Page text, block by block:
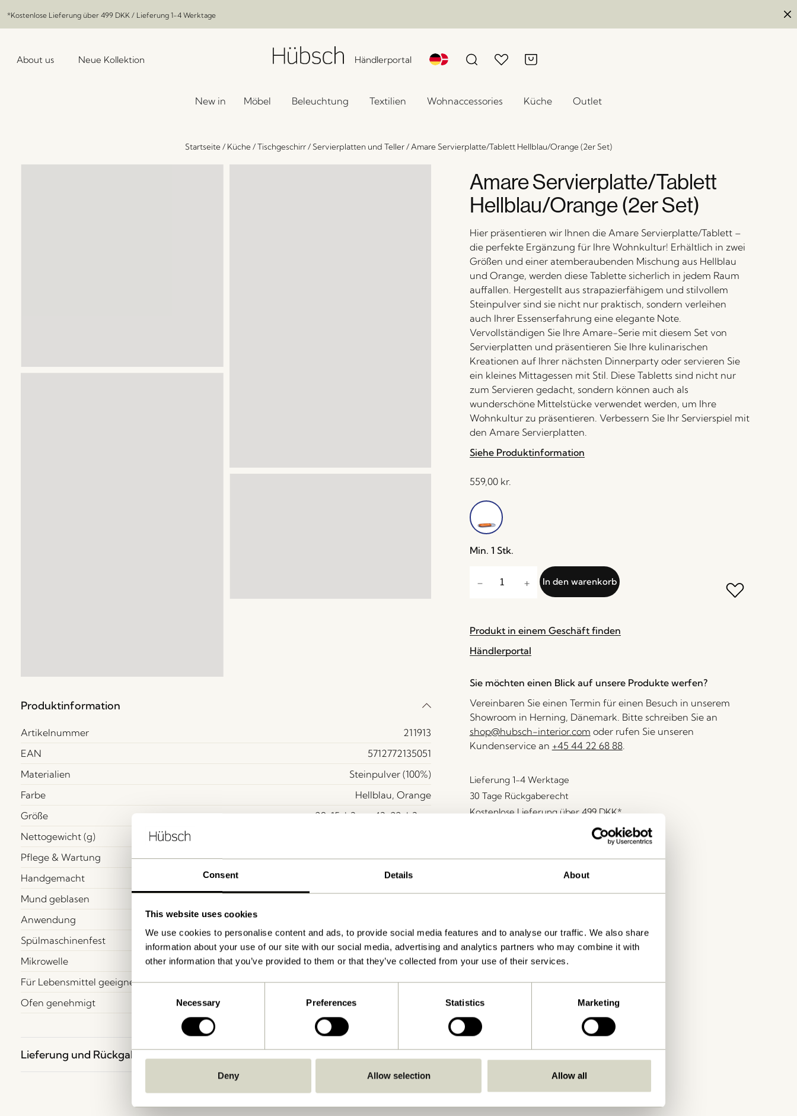
Consent Details About
This website uses cookies
We use cookies to personalise content and ads, to provide social media features and to analyse our traffic. We also share
information about your use of our site with our social media, advertising and analytics partners who may combine it with
other information that you’ve provided to them or that they’ve collected from your use of their services.
Consent
Necessary Preferences Statistics Marketing
Deny Allow selection Allow all
*Kostenlose Lieferung über 499 DKK / Lieferung 1-4 Werktage
About us Neue Kollektion Händlerportal
New in Möbel Beleuchtung Textilien Wohnaccessories Küche Outlet
Startseite/ Küche/Tischgeschirr/ Servierplatten und Teller/ Amare Servierplatte/Tablett Hellblau/Orange (2er Set)
Produktinformation
Artikelnummer
211913
EAN
5712772135051
Materialien
Steinpulver (100%)
Farbe
Hellblau, Orange
Größe
29x15xh3cm, 43x22xh3cm
Nettogewicht (g)
Pflege & Wartung
Anleitung ansehen
Handgemacht
Mund geblasen
Anwendung
Spülmaschinenfest
Ja
Mikrowelle
Ja
Für Lebensmittel geeignet
Ja
Ofen genehmigt
Lieferung und Rückgabe
Amare Servierplatte/Tablett
Hellblau/Orange (2er Set)
Hier präsentieren wir Ihnen die Amare Servierplatte/Tablett –
die perfekte Ergänzung für Ihre Wohnkultur! Erhältlich in zwei
Größen und einer atemberaubenden Mischung aus Hellblau
und Orange, werden diese Tablette sicherlich in jedem Raum
auffallen. Hergestellt aus strapazierfähigem und stilvollem
Steinpulver sind sie nicht nur praktisch, sondern verleihen
auch Ihrer Essenserfahrung eine elegante Note.
Vervollständigen Sie Ihre Amare-Serie mit diesem Set von
Servierplatten und präsentieren Sie Ihre kulinarischen
Kreationen auf Ihrer nächsten Dinnerparty oder servieren Sie
ein kleines Mittagessen mit Stil. Diese Tabletts sind nicht nur
zum Servieren gedacht, sondern können auch als
wunderschöne Mittelstücke verwendet werden, um Ihre
Wohnkultur zu präsentieren. Verbessern Sie Ihr Servierspiel mit
den Amare Servierplatten.
Siehe Produktinformation
559,00 kr.
Min. 1 Stk.
In den warenkorb
Produkt in einem Geschäft finden
Händlerportal
Sie möchten einen Blick auf unsere Produkte werfen?
Vereinbaren Sie einen Termin für einen Besuch in unserem
Showroom in Herning, Dänemark. Bitte schreiben Sie an
shop@hubsch-interior.com oder rufen Sie unseren
Kundenservice an +45 44 22 68 88.
Lieferung 1-4 Werktage
30 Tage Rückgaberecht
Kostenlose Lieferung über499 DKK*